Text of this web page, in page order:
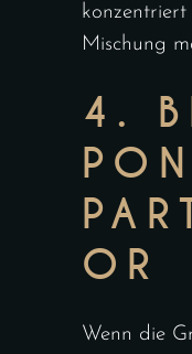
konzentriert
Mischung
4.
OR
Wenn die